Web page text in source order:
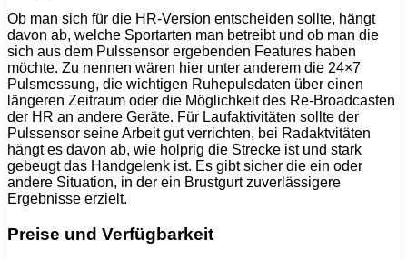
Ob man sich für die HR-Version entscheiden sollte, hängt
davon ab, welche Sportarten man betreibt und ob man die
sich aus dem Pulssensor ergebenden Features haben
möchte. Zu nennen wären hier unter anderem die 24×7
Pulsmessung, die wichtigen Ruhepulsdaten über einen
längeren Zeitraum oder die Möglichkeit des Re-Broadcasten
der HR an andere Geräte. Für Laufaktivitäten sollte der
Pulssensor seine Arbeit gut verrichten, bei Radaktvitäten
hängt es davon ab, wie holprig die Strecke ist und stark
gebeugt das Handgelenk ist. Es gibt sicher die ein oder
andere Situation, in der ein Brustgurt zuverlässigere
Ergebnisse erzielt.
Preise und Verfügbarkeit